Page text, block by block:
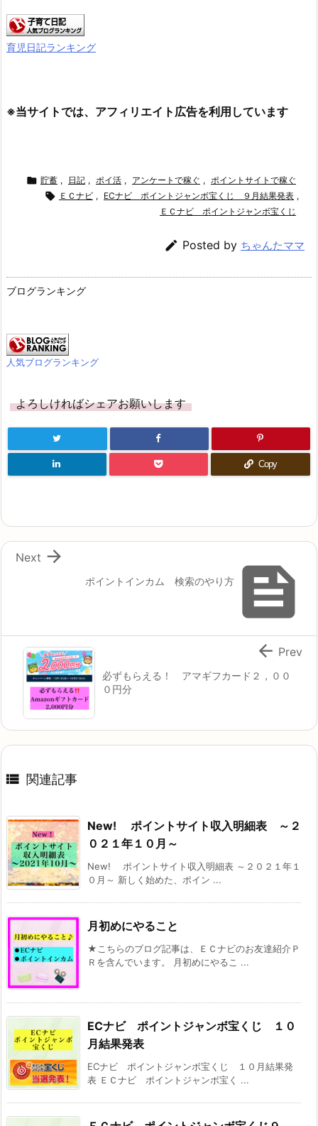
育児日記ランキング
※当サイトでは、アフィリエイト広告を利用しています
 貯蓄 , 日記 , ポイ活 , アンケートで稼ぐ , ポイントサイトで稼ぐ
 ＥＣナビ , ECナビ ポイントジャンボ宝くじ ９月結果発表 ,
ＥＣナビ ポイントジャンボ宝くじ
 Posted by ちゃんたママ
ブログランキング
人気ブログランキング
よろしければシェアお願いします
Copy

ポイントインカム 検索のやり方

Next
必ずもらえる！ アマギフカード２，００
０円分
 Prev
 関連記事
New! ポイントサイト収入明細表 ～２
０２１年１０月～
New! ポイントサイト収入明細表 ～２０２１年１
０月～ 新しく始めた、ポイン ...
月初めにやること
★こちらのブログ記事は、ＥＣナビのお友達紹介Ｐ
Ｒを含んでいます。 月初めにやるこ ...
ECナビ ポイントジャンボ宝くじ １０
月結果発表
ECナビ ポイントジャンボ宝くじ １０月結果発
表 ＥＣナビ ポイントジャンボ宝く ...